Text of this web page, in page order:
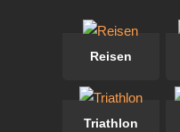
Reisen
Triathlon